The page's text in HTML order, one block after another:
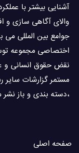
آشنایی بيشتر با
والاى آگاهى سازی و
جوامع بین المللى می
اختصاصی مجموعه
نقض حقوق انسانی و
مستمر گزارشات سایر
،دسته بندی و باز
صفحه اصلی